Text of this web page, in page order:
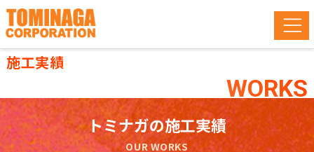
施工実績
WORKS
トミナガの施工実績
OUR WORKS